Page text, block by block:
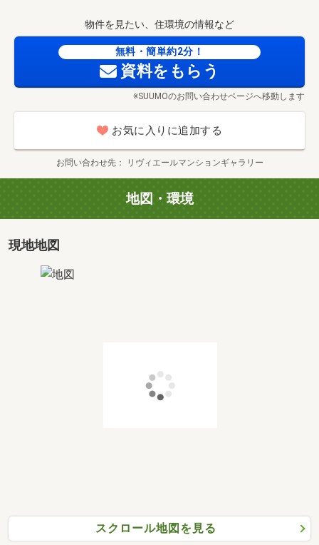
物件を見たい、住環境の情報など
無料・簡単約2分！
資料をもらう
※SUUMOのお問い合わせページへ移動します
お気に入りに追加する
お問い合わせ先 リヴィエールマンションギャラリー
地図・環境
現地地図
スクロール地図を見る